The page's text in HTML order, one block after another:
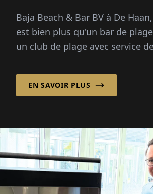
Baja Beach & Bar BV à De
est bien plus qu'un bar de
un club de plage avec service
EN SAVOIR PLUS